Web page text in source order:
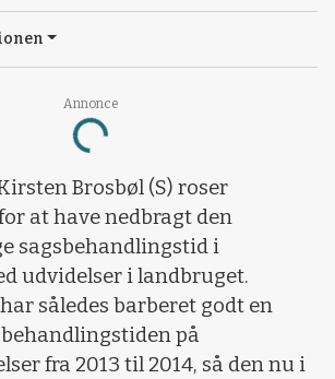
Annonce
Loading...
Brosbøl (S) roser
at have nedbragt den
sagsbehandlingstid i
udvidelser i landbruget.
således barberet godt en
på
fra 2013 til 2014, så den nu i